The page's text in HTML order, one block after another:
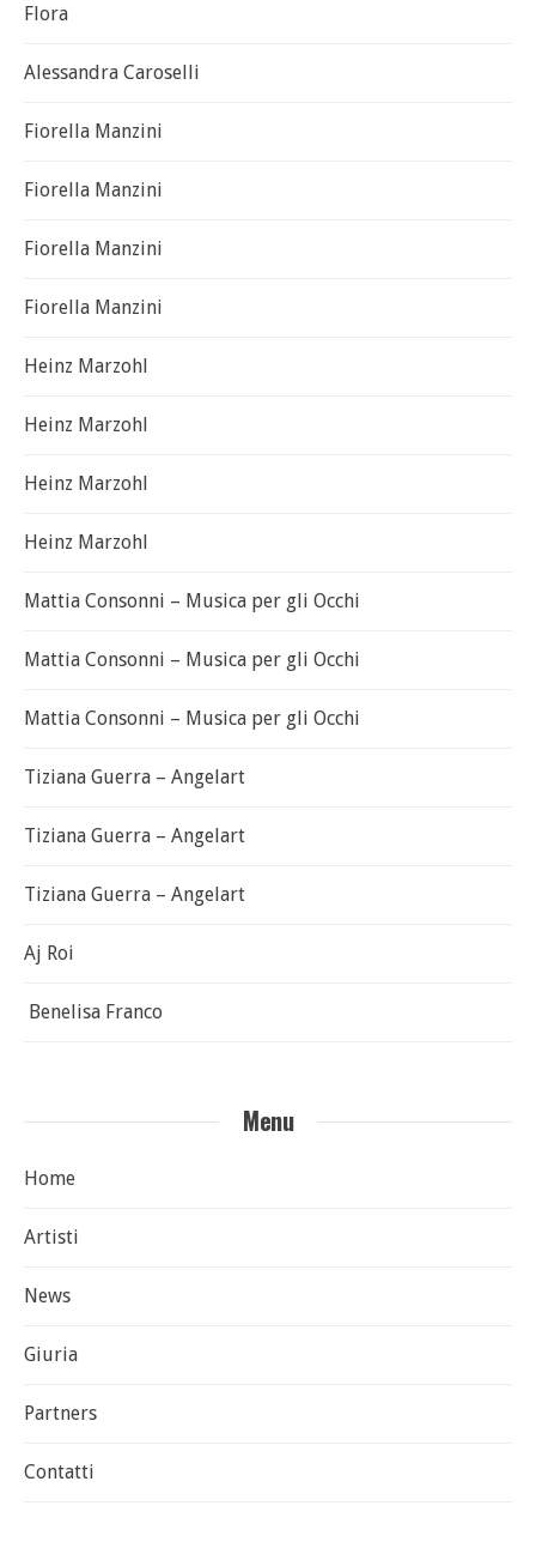
Flora
Alessandra Caroselli
Fiorella Manzini
Fiorella Manzini
Fiorella Manzini
Fiorella Manzini
Heinz Marzohl
Heinz Marzohl
Heinz Marzohl
Heinz Marzohl
Mattia Consonni – Musica per gli Occhi
Mattia Consonni – Musica per gli Occhi
Mattia Consonni – Musica per gli Occhi
Tiziana Guerra – Angelart
Tiziana Guerra – Angelart
Tiziana Guerra – Angelart
Aj Roi
Benelisa Franco
Menu
Home
Artisti
News
Giuria
Partners
Contatti